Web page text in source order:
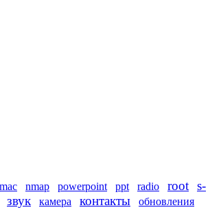
mac nmap powerpoint ppt radio root s-
звук камера контакты
обновления